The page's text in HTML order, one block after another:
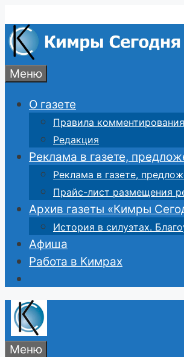
к
содержимому
Меню
О газете
Правила
Редакция
Реклама в газете,
Реклама в газете,
Прайс-лист размещения
Архив газеты «Кимры
История в силуэтах.
Афиша
Работа в Кимрах
Меню